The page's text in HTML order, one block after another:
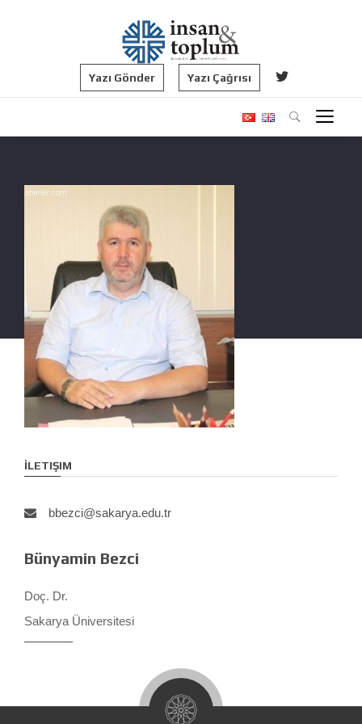
Yazı Gönder Yazı Çağrısı
İLETIŞIM
bbezci@sakarya.edu.tr
Bünyamin Bezci
Doç. Dr.
Sakarya Üniversitesi